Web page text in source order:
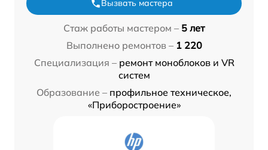
Вызвать мастера
Стаж работы мастером – 5 лет
Выполнено ремонтов – 1 220
Специализация – ремонт моноблоков и VR
систем
Образование – профильное техническое,
«Приборостроение»